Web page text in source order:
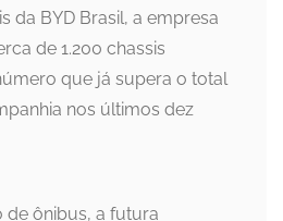
da BYD Brasil, a empresa
de 1.200 chassis
que já supera o total
nos últimos dez
ônibus, a futura